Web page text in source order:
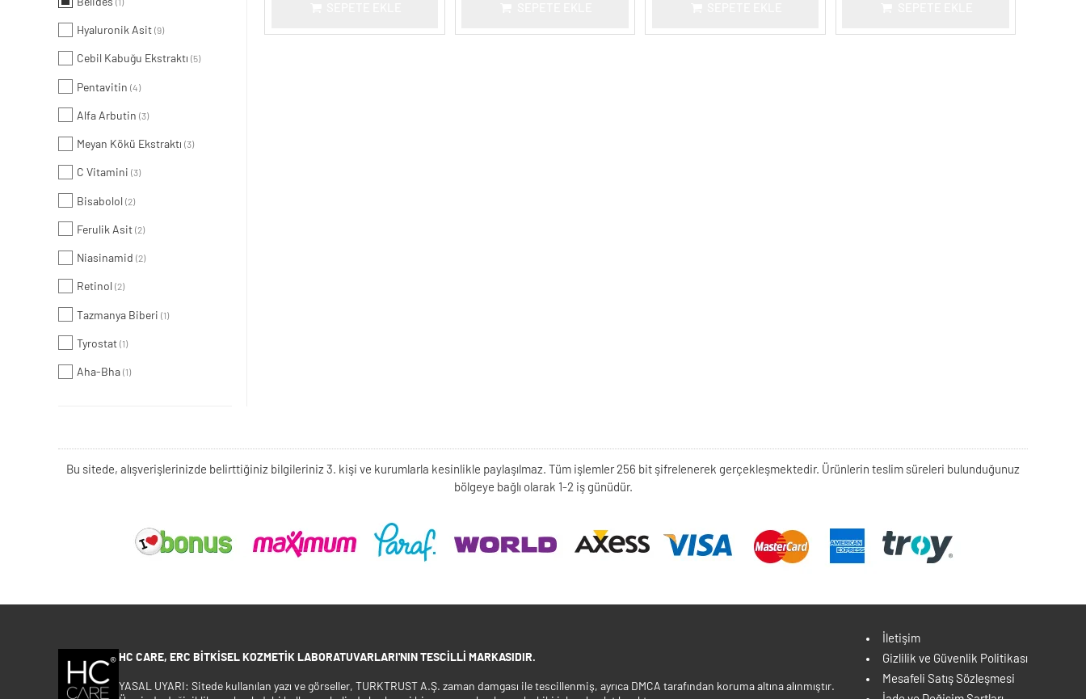
Belides (1)
Hyaluronik Asit (9)
Cebil Kabuğu Ekstraktı (5)
Pentavitin (4)
Alfa Arbutin (3)
Meyan Kökü Ekstraktı (3)
C Vitamini (3)
Bisabolol (2)
Ferulik Asit (2)
Niasinamid (2)
Retinol (2)
Tazmanya Biberi (1)
Tyrostat (1)
Aha-Bha (1)
Bu sitede, alışverişlerinizde belirttiğiniz bilgileriniz 3. kişi ve kurumlarla kesinlikle paylaşılmaz. Tüm işlemler 256 bit şifrelenerek gerçekleşmektedir. Ürünlerin teslim süreleri bulunduğunuz
bölgeye bağlı olarak 1-2 iş günüdür.
HC CARE, ERC BITKISEL KOZMETIK LABORATUVARLARI'NIN TESCILLI MARKASIDIR.
YASAL UYARI: Sitede kullanılan yazı ve görseller, TURKTRUST A.Ş. zaman damgası ile tescillenmiş, ayrıca DMCA tarafından koruma altına alınmıştır.
İletişim
Gizlilik ve Güvenlik Politikası
Mesafeli Satış Sözleşmesi